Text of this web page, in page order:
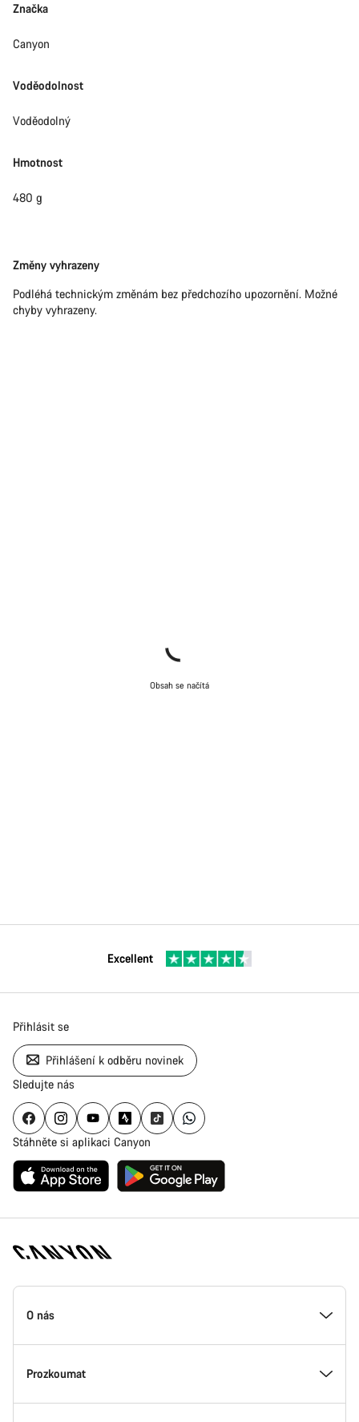
Značka
Canyon
Voděodolnost
Voděodolný
Hmotnost
480 g
Právní
Změny vyhrazeny
Podléhá technickým změnám bez předchozího upozornění. Možné
chyby vyhrazeny.
Obsah se načítá
Excellent
Přihlásit se
Přihlášení k odběru novinek
Sledujte nás
Stáhněte si aplikaci Canyon
Zápatí
stránky
O nás
Uvnitř Canyonu
Prozkoumat